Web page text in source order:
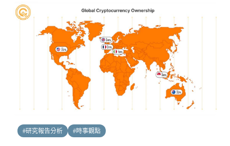
#研究報告分析 #時事觀點